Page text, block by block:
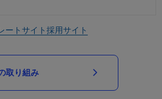
ートサイト採用サイト
取り組み